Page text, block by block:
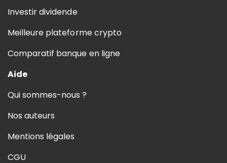
Investir dividende
Meilleure plateforme crypto
Comparatif banque en ligne
Aide
Qui sommes-nous ?
Nos auteurs
Mentions légales
CGU